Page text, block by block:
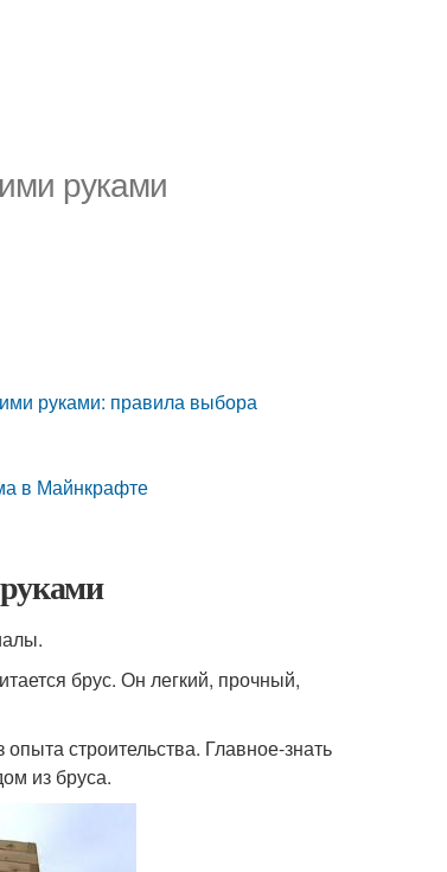
руками
руками: правила выбора
в Майнкрафте
брус. Он легкий, прочный,
строительства. Главное-знать
из бруса.